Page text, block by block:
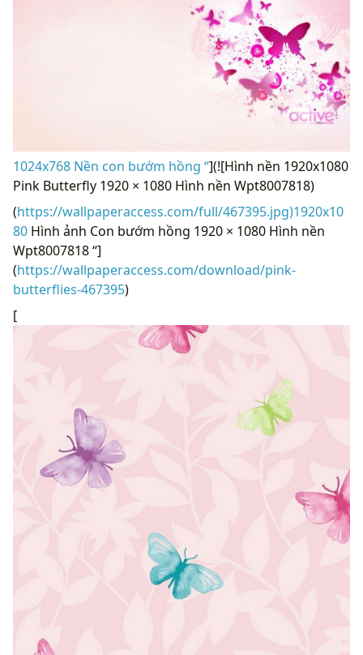
1024x768 Nền con bướm hồng “](![Hình nền 1920x1080
Pink Butterfly 1920 × 1080 Hình nền Wpt8007818)
(https://wallpaperaccess.com/full/467395.jpg)1920x10
80 Hình ảnh Con bướm hồng 1920 × 1080 Hình nền
Wpt8007818 “]
(https://wallpaperaccess.com/download/pink-
butterflies-467395)
[